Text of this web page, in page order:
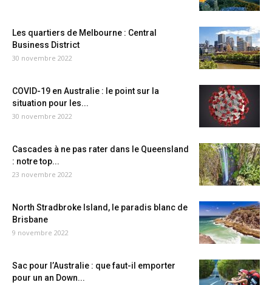
Les quartiers de Melbourne : Central
Business District
30 novembre 2022
COVID-19 en Australie : le point sur la
situation pour les...
30 novembre 2022
Cascades à ne pas rater dans le Queensland
: notre top...
23 novembre 2022
North Stradbroke Island, le paradis blanc de
Brisbane
9 novembre 2022
Sac pour l’Australie : que faut-il emporter
pour un an Down...